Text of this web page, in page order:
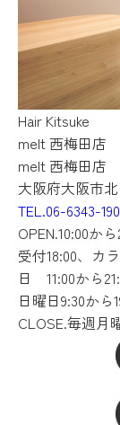
Hair Kitsuke
melt 西梅田店
melt 西梅田店
大阪府大阪市
TEL.06-6343-
OPEN.10:00か
受付18:00、カ
日 11:00から
日曜日9:30から
CLOSE.毎週月